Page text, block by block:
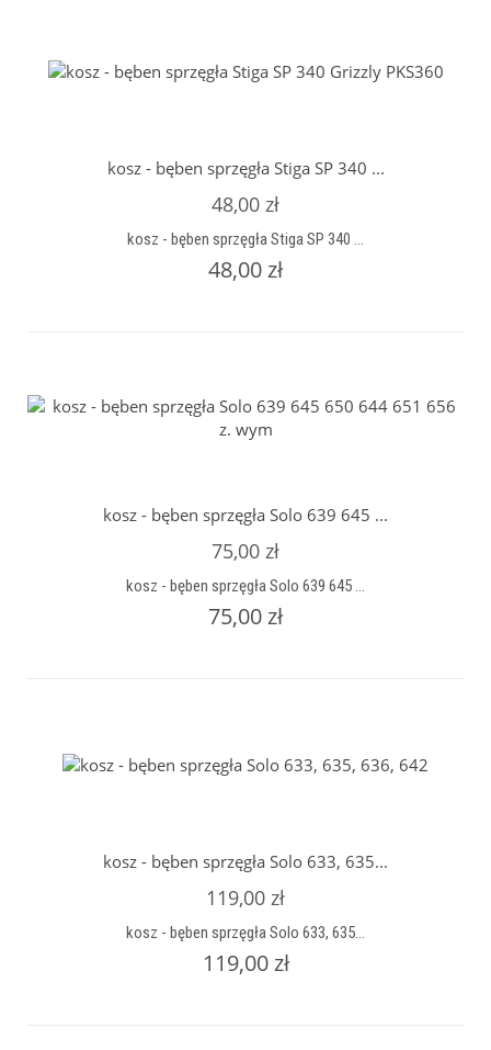
kosz - bęben sprzęgła Stiga SP 340 ...
48,00 zł
kosz - bęben sprzęgła Stiga SP 340 ...
48,00 zł
kosz - bęben sprzęgła Solo 639 645 ...
75,00 zł
kosz - bęben sprzęgła Solo 639 645 ...
75,00 zł
kosz - bęben sprzęgła Solo 633, 635...
119,00 zł
kosz - bęben sprzęgła Solo 633, 635...
119,00 zł